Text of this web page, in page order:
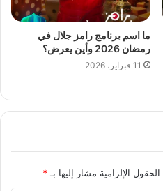
ما اسم برنامج رامز جلال في
رمضان 2026 وأين يعرض؟
11 فبراير، 2026
الحقول الإلزامية مشار إليها بـ *